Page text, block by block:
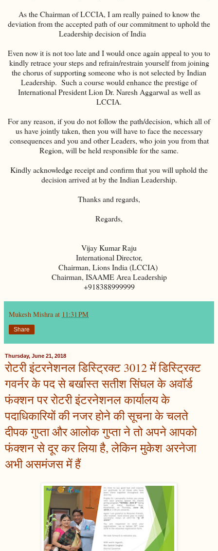
As the Chairman of LCCIA, I am really pained to know the
deviation from the accepted path of our commitment to uphold the
Leadership decision of India
Even now it is not too late and I would once again appeal to you to
kindly retrace your steps and refrain/restrain yourself from joining
the chorus of supporting someone who is not selected by Indian
Leadership. Such a course would enhance the prestige of
International President Lion Dr. Naresh Aggarwal as well as
LCCIA.
For any reason, if you do not follow the path/decision, which all of
us have jointly taken, then you will have to face the necessary
consequences and you and other Leaders, who join you from that
Region, will be held responsible for the same.
Kindly acknowledge receipt and confirm that you will uphold the
decision arrived at by the Indian Leadership.
Thanks and regards,
Regards,
Vijay Kumar Raju
International Director,
Chairman, Lions India (LCCIA)​ ​
Chairman, ISAAME Area Leadership
+918388999999
Mukesh Mishra at 11:31 PM
Share
Thursday, June 21, 2018
रोटरी इंटरनेशनल डिस्ट्रिक्ट 3012 में डिस्ट्रिक्ट
गवर्नर के पद से बर्खास्त सतीश सिंघल के अवॉर्ड
फंक्शन पर रोटरी इंटरनेशनल कार्यालय के
पदाधिकारियों की नजर होने की सूचना के चलते
दीपक गुप्ता और आलोक गुप्ता ने तो अपने आपको
फंक्शन से दूर कर लिया है, लेकिन मुकेश अरनेजा
अभी असमंजस में हैं